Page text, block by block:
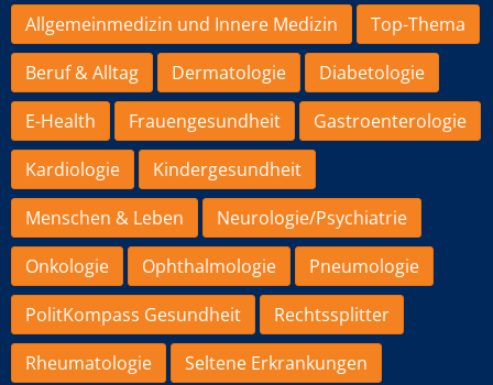
Allgemeinmedizin und Innere Medizin
Top-Thema
Beruf & Alltag
Dermatologie
Diabetologie
E-Health
Frauengesundheit
Gastroenterologie
Kardiologie
Kindergesundheit
Menschen & Leben
Neurologie/Psychiatrie
Onkologie
Ophthalmologie
Pneumologie
PolitKompass Gesundheit
Rechtssplitter
Rheumatologie
Seltene Erkrankungen